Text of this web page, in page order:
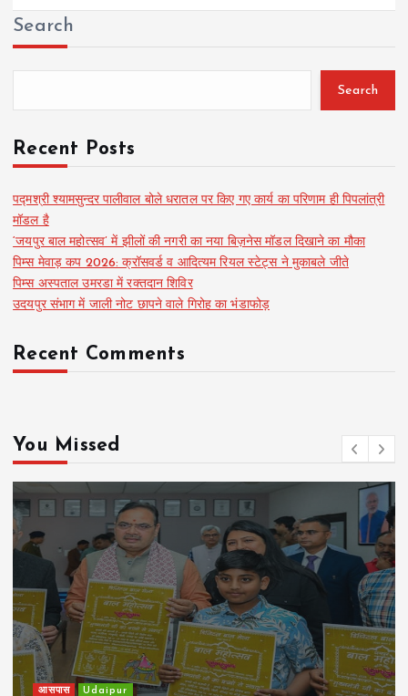
Search
Search
Recent Posts
पद्मश्री श्यामसुन्दर पालीवाल बोले धरातल पर किए गए कार्य का परिणाम ही पिपलांत्री
मॉडल है
‘जयपुर बाल महोत्सव’ में झीलों की नगरी का नया बिज़नेस मॉडल दिखाने का मौका
पिम्स मेवाड़ कप 2026: क्रॉसवर्ड व आदित्यम रियल स्टेट्स ने मुकाबले जीते
पिम्स अस्पताल उमरडा में रक्तदान शिविर
उदयपुर संभाग में जाली नोट छापने वाले गिरोह का भंडाफोड़
Recent Comments
You Missed
आसपास Udaipur